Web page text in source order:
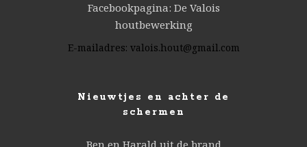
Facebookpagina: De Valois
houtbewerking
E-mailadres: valois.hout@gmail.com
Nieuwtjes en achter de
schermen